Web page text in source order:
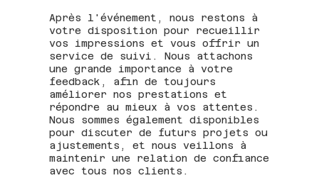
Après l'événement, nous restons à
votre disposition pour recueillir
vos impressions et vous offrir un
service de suivi. Nous attachons
une grande importance à votre
feedback, afin de toujours
améliorer nos prestations et
répondre au mieux à vos attentes.
Nous sommes également disponibles
pour discuter de futurs projets ou
ajustements, et nous veillons à
maintenir une relation de confiance
avec tous nos clients.